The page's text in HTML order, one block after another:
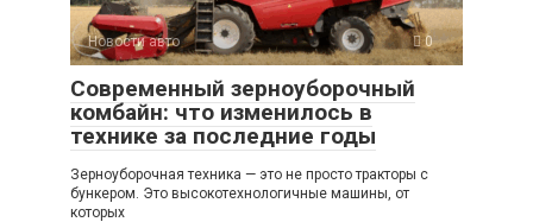
Новости авто 0
Современный зерноуборочный
комбайн: что изменилось в
технике за последние годы
Зерноуборочная техника — это не просто тракторы с
бункером. Это высокотехнологичные машины, от
которых